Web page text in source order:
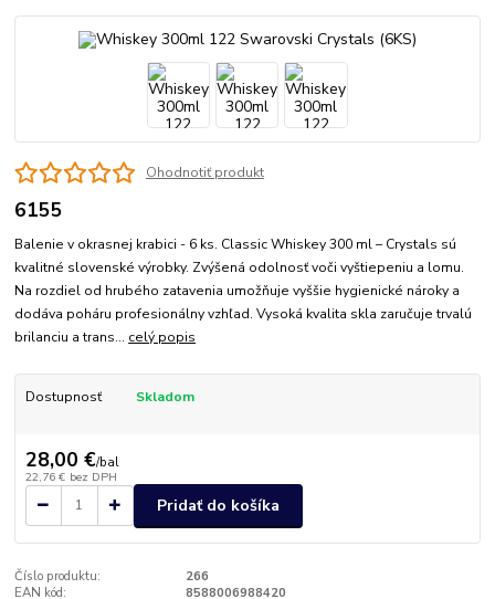
Ohodnotiť produkt
6155
Balenie v okrasnej krabici - 6 ks. Classic Whiskey 300 ml – Crystals sú
kvalitné slovenské výrobky. Zvýšená odolnosť voči vyštiepeniu a lomu.
Na rozdiel od hrubého zatavenia umožňuje vyššie hygienické nároky a
dodáva poháru profesionálny vzhľad. Vysoká kvalita skla zaručuje trvalú
brilanciu a trans... celý popis
Dostupnosť Skladom
28,00 €/bal
22,76 € bez DPH
Pridať do košíka
Číslo produktu:
266
EAN kód:
8588006988420